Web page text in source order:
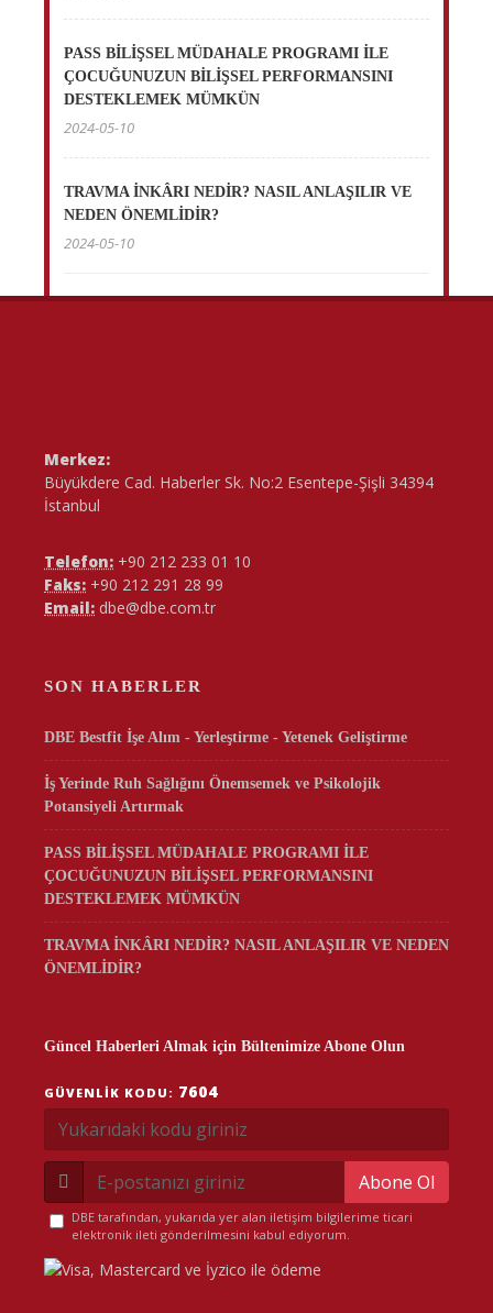
PASS BİLİŞSEL MÜDAHALE PROGRAMI İLE
ÇOCUĞUNUZUN BİLİŞSEL PERFORMANSINI
DESTEKLEMEK MÜMKÜN
2024-05-10
TRAVMA İNKÂRI NEDİR? NASIL ANLAŞILIR VE
NEDEN ÖNEMLİDİR?
2024-05-10
Merkez:
Büyükdere Cad. Haberler Sk. No:2 Esentepe-Şişli 34394
İstanbul
Telefon: +90 212 233 01 10
Faks: +90 212 291 28 99
Email: dbe@dbe.com.tr
SON HABERLER
DBE Bestfit İşe Alım - Yerleştirme - Yetenek Geliştirme
İş Yerinde Ruh Sağlığını Önemsemek ve Psikolojik
Potansiyeli Artırmak
PASS BİLİŞSEL MÜDAHALE PROGRAMI İLE
ÇOCUĞUNUZUN BİLİŞSEL PERFORMANSINI
DESTEKLEMEK MÜMKÜN
TRAVMA İNKÂRI NEDİR? NASIL ANLAŞILIR VE NEDEN
ÖNEMLİDİR?
Güncel Haberleri Almak için Bültenimize Abone Olun
GÜVENLIK KODU: 7604
Abone Ol
DBE tarafından, yukarıda yer alan iletişim bilgilerime ticari
elektronik ileti gönderilmesini kabul ediyorum.